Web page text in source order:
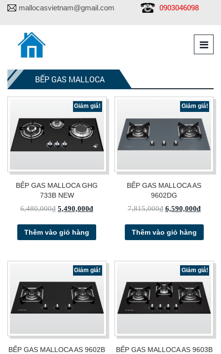
mallocasvietnam@gmail.com 0903046098
BẾP GAS MALLOCA
Giảm giá!
BẾP GAS MALLOCA GHG
733B NEW
6,480,000₫ 5,490,000₫
Thêm vào giỏ hàng
Giảm giá!
BẾP GAS MALLOCA AS
9602DG
7,815,000₫ 6,590,000₫
Thêm vào giỏ hàng
Giảm giá!
BẾP GAS MALLOCA AS 9602B
Giảm giá!
BẾP GAS MALLOCA AS 9603B